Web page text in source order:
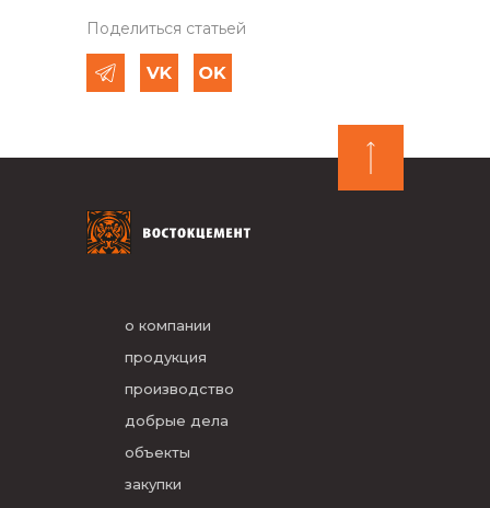
Поделиться статьей
о компании
продукция
производство
добрые дела
объекты
закупки